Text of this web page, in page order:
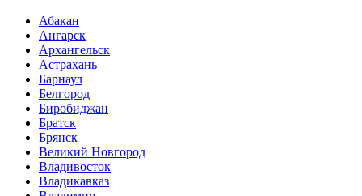
Абакан
Ангарск
Архангельск
Астрахань
Барнаул
Белгород
Биробиджан
Братск
Брянск
Великий Новгород
Владивосток
Владикавказ